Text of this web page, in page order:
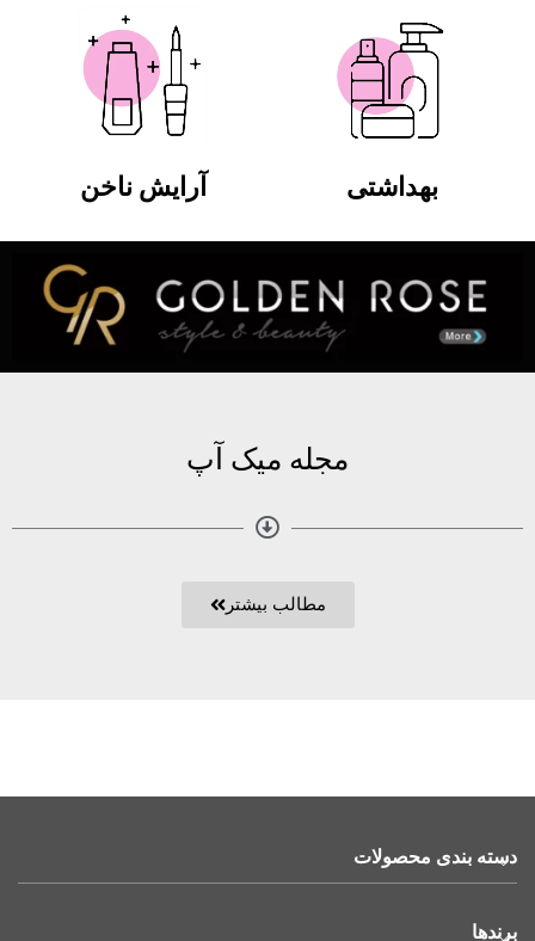
بهداشتی آرایش ناخن
مجله میک آپ
مطالب بیشتر
دسته بندی محصولات
برندها